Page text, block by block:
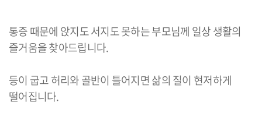
통증 때문에 앉지도 서지도 못하는 부모님께 일상 생활의
즐거움을 찾아드립니다.
등이 굽고 허리와 골반이 틀어지면 삶의 질이 현저하게
떨어집니다.